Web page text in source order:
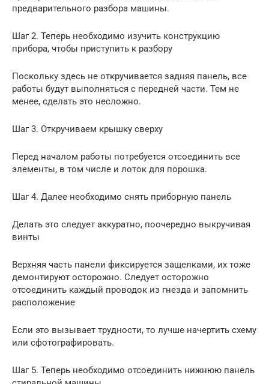
предварительного разбора машины.
Шаг 2. Теперь необходимо изучить конструкцию
прибора, чтобы приступить к разбору
Поскольку здесь не откручивается задняя панель, все
работы будут выполняться с передней части. Тем не
менее, сделать это несложно.
Шаг 3. Откручиваем крышку сверху
Перед началом работы потребуется отсоединить все
элементы, в том числе и лоток для порошка.
Шаг 4. Далее необходимо снять приборную панель
Делать это следует аккуратно, поочередно выкручивая
винты
Верхняя часть панели фиксируется защелками, их тоже
демонтируют осторожно. Следует осторожно
отсоединить каждый проводок из гнезда и запомнить
расположение
Если это вызывает трудности, то лучше начертить схему
или сфотографировать.
Шаг 5. Теперь необходимо отсоединить нижнюю панель